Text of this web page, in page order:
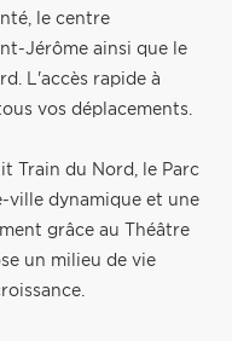
le centre
Jérôme ainsi que le
L'accès rapide à
vos déplacements.
Train du Nord, le Parc
ville dynamique et une
grâce au Théâtre
un milieu de vie